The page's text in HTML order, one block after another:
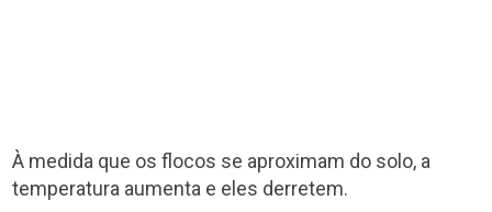
À medida que os flocos se aproximam do solo, a
temperatura aumenta e eles derretem.